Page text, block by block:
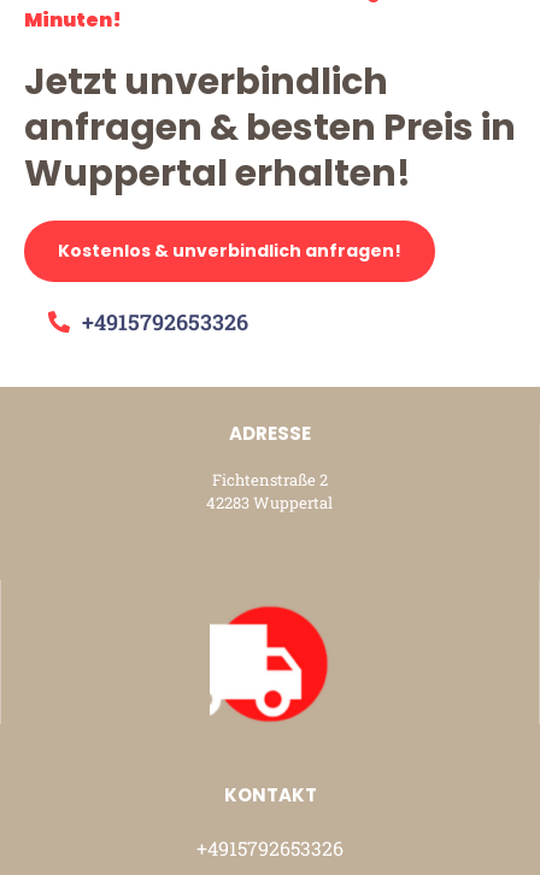
Minuten!
Jetzt unverbindlich
anfragen & besten Preis in
Wuppertal erhalten!
Kostenlos & unverbindlich anfragen!
+4915792653326
ADRESSE
Fichtenstraße 2
42283 Wuppertal
KONTAKT
+4915792653326